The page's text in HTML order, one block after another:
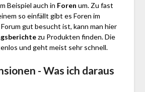
Beispiel auch in Foren um. Zu fast
so einfällt gibt es Foren im
gut besucht ist, kann man hier
zu Produkten finden. Die
und geht meist sehr schnell.
- Was ich daraus